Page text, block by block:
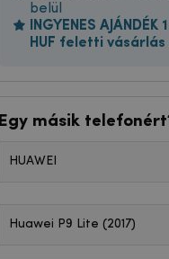
belül
INGYENES AJÁNDÉK
HUF feletti
Egy másik
HUAWEI
Huawei P9 Lite (2017)